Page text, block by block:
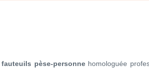
fauteuils pèse-personnehomologuée